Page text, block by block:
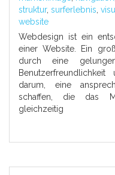
struktur, surferlebnis,
website
Webdesign ist ein
einer Website. Ein
durch eine
darum, eine
schaffen, die das
gleichzeitig